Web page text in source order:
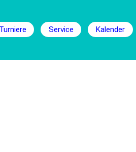
Turniere Service Kalender